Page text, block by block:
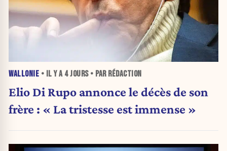
WALLONIE • IL Y A 4 JOURS• PAR RÉDACTION
Elio Di Rupo annonce le décès de son
frère : « La tristesse est immense »